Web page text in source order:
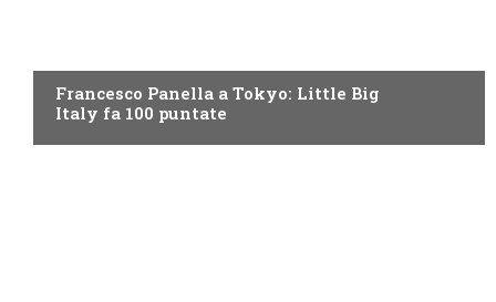
Francesco Panella a Tokyo: Little Big
Italy fa 100 puntate